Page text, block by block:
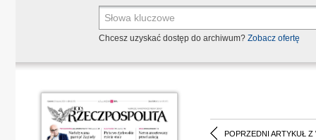
Chcesz uzyskać dostęp do archiwum? Zobacz ofertę
POPRZEDNI ARTYKUŁ Z